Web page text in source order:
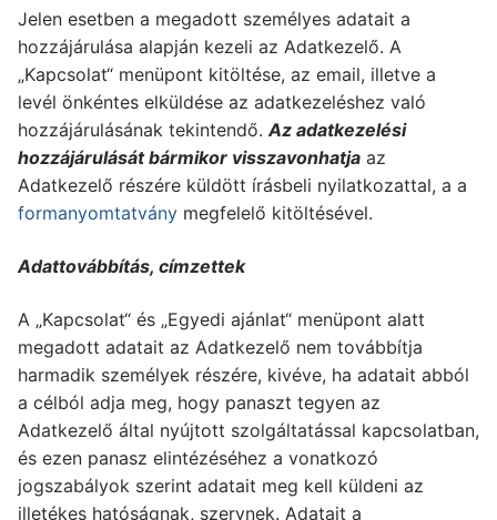
Jelen esetben a megadott személyes adatait a
hozzájárulása alapján kezeli az Adatkezelő. A
„Kapcsolat“ menüpont kitöltése, az email, illetve a
levél önkéntes elküldése az adatkezeléshez való
hozzájárulásának tekintendő.Az adatkezelési
hozzájárulását bármikor visszavonhatja az
Adatkezelő részére küldött írásbeli nyilatkozattal, a a
formanyomtatvány megfelelő kitöltésével.
Adattovábbítás, címzettek
A „Kapcsolat“ és „Egyedi ajánlat“ menüpont alatt
megadott adatait az Adatkezelő nem továbbítja
harmadik személyek részére, kivéve, ha adatait abból
a célból adja meg, hogy panaszt tegyen az
Adatkezelő által nyújtott szolgáltatással kapcsolatban,
és ezen panasz elintézéséhez a vonatkozó
jogszabályok szerint adatait meg kell küldeni az
illetékes hatóságnak, szervnek. Adatait a